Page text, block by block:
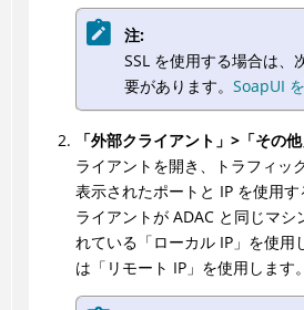
注:
SSL を使用する場合は、
要があります。 SoapUI
「外部クライアント」>「その他
ライアントを開き、トラフィッ
表示されたポートと IP を使用
ライアントが ADACと同じマシ
れている「ローカル IP」を使用
は「リモート IP」を使用します。